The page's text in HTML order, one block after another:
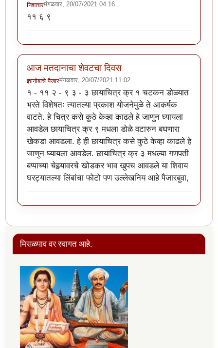
निशाचरमंगळवार, 20/07/2021 04:16
११ ६ ९
आज मतदानाचा शेवटचा दिवस
ज्ञानोबाचे पैजारमंगळवार, 20/07/2021 11:02
१ - ११ २ - ९ ३ - ३ छायाचित्र क्र १ चटकन डोळ्यात
भरते विशेषतः त्यातल्या प्रकाश योजनेमुळे ते आकर्षक
वाटते. हे चित्र कसे कुठे केव्हा काढले हे जाणुन घ्यायला
आवडेल छायाचित्र क्र ९ मधला डोळे वटारुन बघणारा
खेकडा आवडला. हे ही छायाचित्र कसे कुठे केव्हा काढले हे
जाणुन घ्यायला आवडेल. छायाचित्र क्र ३ मधल्या गणपती
बप्पाच्या चेहर्‍यावरचे खोडकर भाव खुपच आवडले या शिवाय
घरट्यातल्या लिंबांचा फोटो पण उल्लेखनिय आहे पैजारबुवा,
मिसळपाव वर स्वागत आहे.